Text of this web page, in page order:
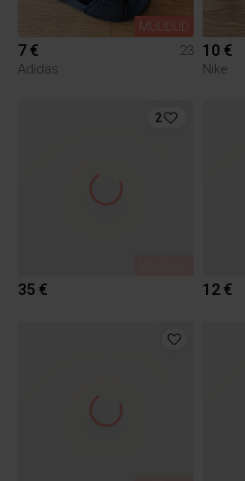
MÜÜDUD
7 €
23
Adidas
10 €
Nike
2
35 € 12 €